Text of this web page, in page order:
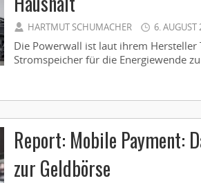
HARTMUT SCHUMACHER 6. AUGUST
Die Powerwall ist laut ihrem Hersteller
Stromspeicher für die Energiewende zu
Report: Mobile Payment:
zur Geldbörse